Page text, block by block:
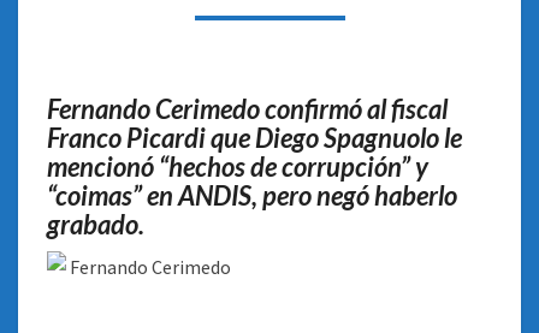
«COIMAS»
Fernando Cerimedo confirmó al fiscal
Franco Picardi que Diego Spagnuolo le
mencionó “hechos de corrupción” y
“coimas” en ANDIS, pero negó haberlo
grabado.